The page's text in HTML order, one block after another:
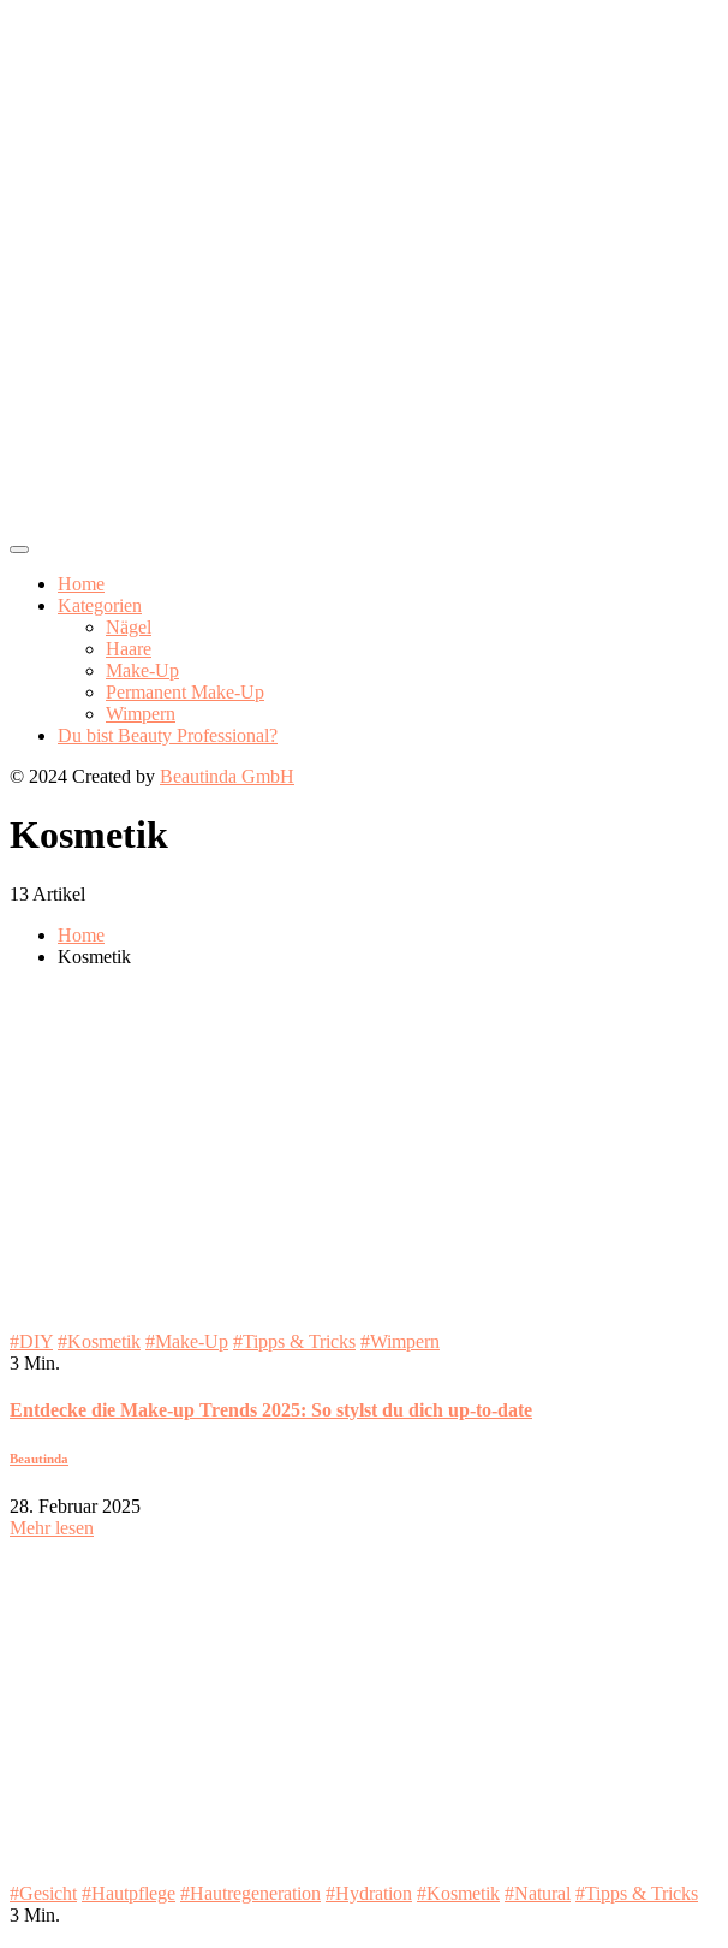
Home
Kategorien
Nägel
Haare
Make-Up
Permanent Make-Up
Wimpern
Du bist Beauty Professional?
© 2024 Created by Beautinda GmbH
Kosmetik
13 Artikel
Home
Kosmetik
#DIY #Kosmetik #Make-Up #Tipps & Tricks #Wimpern
3 Min.
Entdecke die Make-up Trends 2025: So stylst du dich up-to-date
Beautinda
28. Februar 2025
Mehr lesen
#Gesicht #Hautpflege #Hautregeneration #Hydration #Kosmetik #Natural #Tipps & Tricks
3 Min.